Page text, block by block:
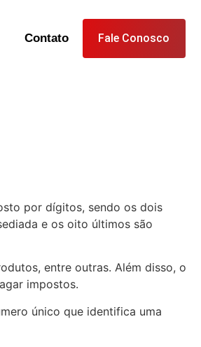
Contato Fale Conosco
por dígitos, sendo os dois
e os oito últimos são
entre outras. Além disso, o
impostos.
único que identifica uma